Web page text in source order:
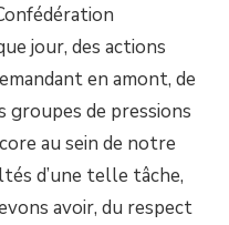
jour, des actions
en amont, de
groupes de pressions
au sein de notre
d’une telle tâche,
avoir, du respect